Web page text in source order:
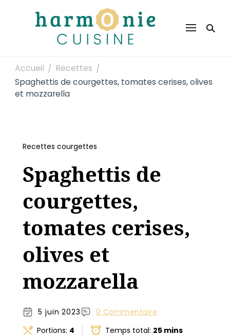
Harmonie Cuisine
Accueil / Recettes /
Spaghettis de courgettes, tomates cerises, olives
et mozzarella
Recettes courgettes
Spaghettis de
courgettes,
tomates cerises,
olives et
mozzarella
5 juin 2023
0 Commentaire
Portions: 4 Temps total: 25 mins